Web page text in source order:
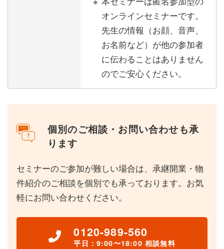
オンラインセミナーです。
先生の情報（お顔、音声、
お名前など）が他の参加者
に伝わることはありません
のでご安心ください。
個別のご相談・お問い合わせも承
ります
セミナーのご参加が難しい場合は、承継開業・物
件紹介のご相談を個別でも承っております。お気
軽にお問い合わせください。
0120-989-560
平日：9:00〜18:00 相談無料